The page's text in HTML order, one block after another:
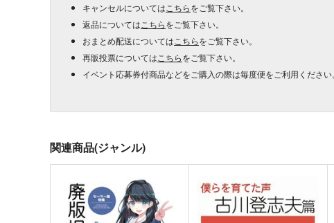
キャンセルについては こちらをご覧下さい。
返品については こちらをご覧下さい。
おまとめ配送については こちらをご覧下さい。
再販投票については こちらをご覧下さい。
イベント応募券付商品などをご購入の際は毎度便をご利用ください
関連商品(ジャンル)